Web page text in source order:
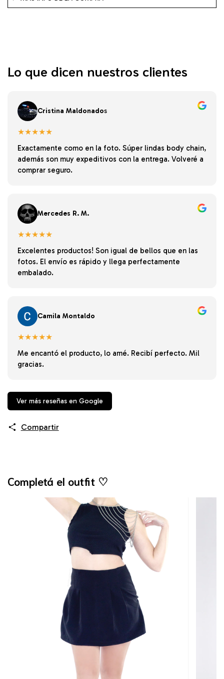
Lo que dicen nuestros clientes
Cristina Maldonados
★★★★★
Exactamente como en la foto. Súper lindas body chain,
además son muy expeditivos con la entrega. Volveré a
comprar seguro.
Mercedes R. M.
★★★★★
Excelentes productos! Son igual de bellos que en las
fotos. El envío es rápido y llega perfectamente
embalado.
Camila Montaldo
★★★★★
Me encantó el producto, lo amé. Recibí perfecto. Mil
gracias.
Ver más reseñas en Google
Compartir
Completá el outfit ♡